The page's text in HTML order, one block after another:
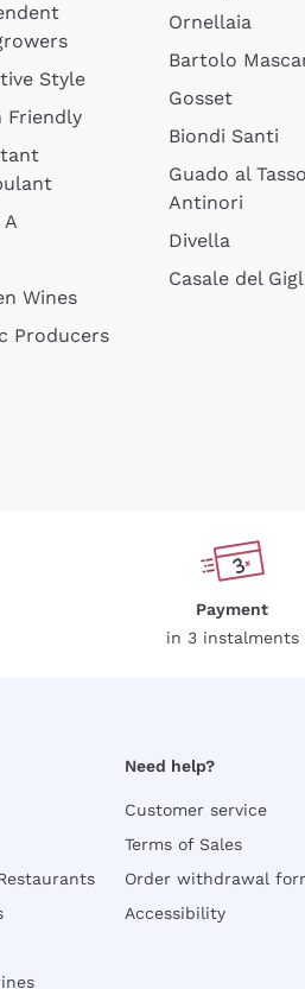
Style
Friendly
Wines
Producers
Ornellaia
Bartolo
Gosset
Biondi Santi
Guado al Tasso
Antinori
Divella
Casale del
Payment
in 3 instalments
Need help?
Customer service
Terms of Sales
Order withdrawal
Accessibility